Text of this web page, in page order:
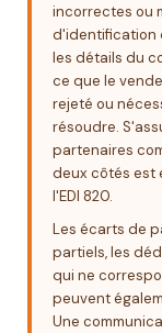
incorrectes ou
d'identification
les détails du
ce que le
rejeté ou
résoudre.
partenaires
deux côtés est
l'EDI 820.
Les écarts de
partiels, les
qui ne
peuvent
Une